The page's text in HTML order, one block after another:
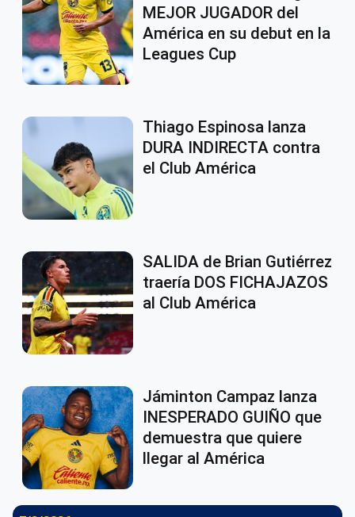
MEJOR JUGADOR del
América en su debut en la
Leagues Cup
Thiago Espinosa lanza
DURA INDIRECTA contra
el Club América
SALIDA de Brian Gutiérrez
traería DOS FICHAJAZOS
al Club América
Jáminton Campaz lanza
INESPERADO GUIÑO que
demuestra que quiere
llegar al América